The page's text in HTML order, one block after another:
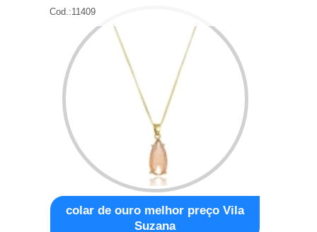
Cod.:11409
colar de ouro melhor preço Vila
Suzana